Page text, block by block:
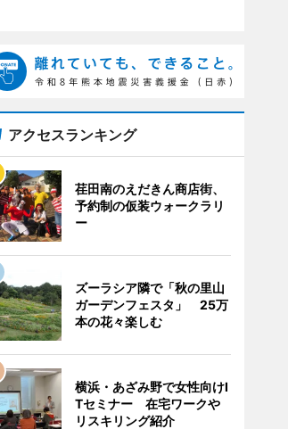
アクセスランキング
荏田南のえだきん商店街、
予約制の仮装ウォークラリ
ー
ズーラシア隣で「秋の里山
ガーデンフェスタ」 25万
本の花々楽しむ
横浜・あざみ野で女性向けI
Tセミナー 在宅ワークや
リスキリング紹介